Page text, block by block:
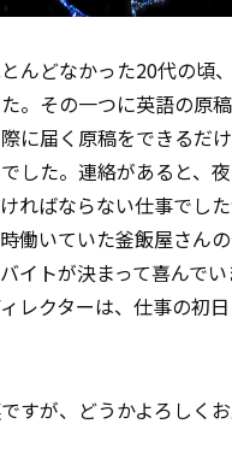
んどなかった20代の頃、
。その一つに英語の原
に届く原稿をできるだ
した。連絡があると、
ればならない仕事でし
働いていた釜飯屋さん
イトが決まって喜んで
レクターは、仕事の初
ですが、どうかよろしくお